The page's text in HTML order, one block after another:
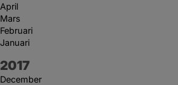
April
Mars
Februari
Januari
År:
2017
December